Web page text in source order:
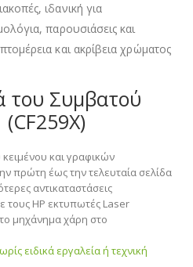
ιδανική για
παρουσιάσεις και
και ακρίβεια χρώματος
του Συμβατού
και γραφικών
πρώτη έως την τελευταία σελίδα
αντικαταστάσεις
τους HP εκτυπωτές Laser
μηχάνημα χάρη στο
ειδικά εργαλεία ή τεχνική